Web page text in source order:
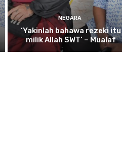
NEGARA
‘Yakinlahbahawa rezeki itu
milik Allah SWT’ – Mualaf